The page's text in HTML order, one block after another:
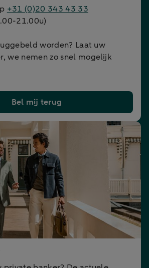
+31 (0)20 343 43 33
21.00u)
worden? Laat uw
we nemen zo snel mogelijk
Bel mij terug